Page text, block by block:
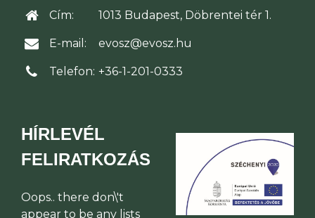
Cím: 1013 Budapest, Döbrentei tér 1.
E-mail: evosz@evosz.hu
Telefon: +36-1-201-0333
HÍRLEVÉL
FELIRATKOZÁS
Oops.. there don\'t
appear to be any lists